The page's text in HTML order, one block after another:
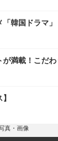
韓国ドラマ」
満載！こだ
真・画像